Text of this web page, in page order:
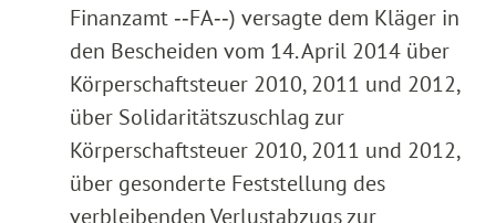
Finanzamt ‑‑FA‑‑) versagte dem Kläger in
den Bescheiden vom 14. April 2014 über
Körperschaftsteuer 2010, 2011 und 2012,
über Solidaritätszuschlag zur
Körperschaftsteuer 2010, 2011 und 2012,
über gesonderte Feststellung des
verbleibenden Verlustabzugs zur